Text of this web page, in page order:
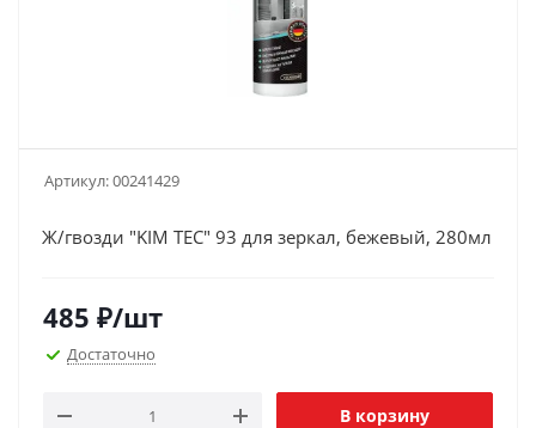
Артикул:00241429
Ж/гвозди "KIM TEC" 93 для зеркал, бежевый, 280мл
485 ₽/шт
Достаточно
В корзину